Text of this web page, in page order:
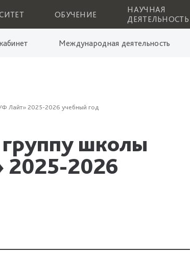
ОБУЧЕНИЕ
НАУЧНАЯ
ДЕЯТЕЛЬНОСТЬ
Международная деятельность
Лайт» 2025-2026 учебный год
школы
2025-2026